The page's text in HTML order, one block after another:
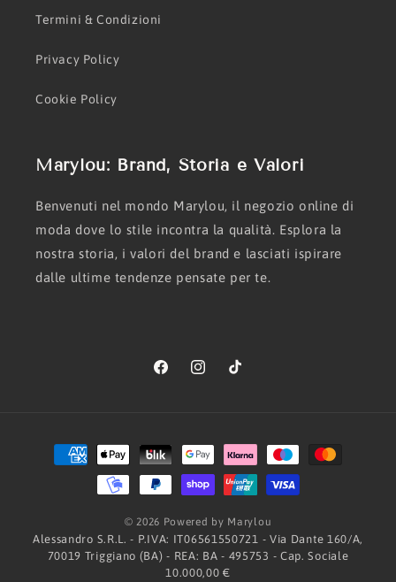
Termini & Condizioni
Privacy Policy
Cookie Policy
Marylou: Brand, Storia e Valori
Benvenuti nel mondo Marylou, il negozio online di
moda dove lo stile incontra la qualità. Esplora la
nostra storia, i valori del brand e lasciati ispirare
dalle ultime tendenze pensate per te.
FacebookInstagramTikTok
Metodi
di
pagamento
© 2026 Powered by Marylou
Alessandro S.R.L. - P.IVA: IT06561550721 - Via Dante 160/A,
70019 Triggiano (BA) - REA: BA - 495753 - Cap. Sociale
10.000,00 €